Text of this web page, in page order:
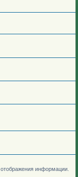
информации.